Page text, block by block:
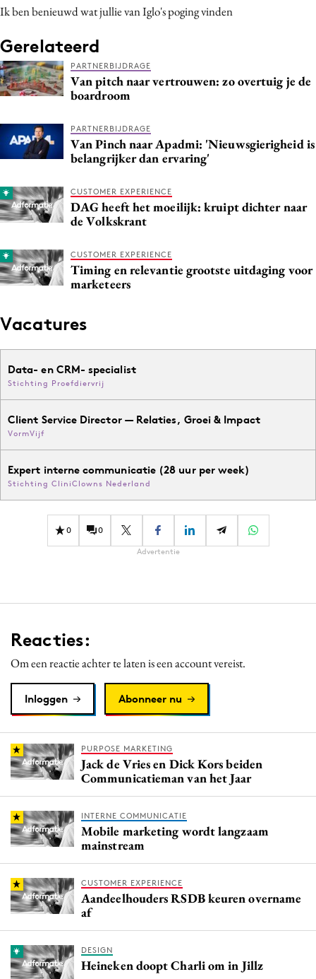
Ik ben benieuwd wat jullie van Iglo's poging vinden
Gerelateerd
PARTNERBIJDRAGE
Van pitch naar vertrouwen: zo overtuig je de
boardroom
PARTNERBIJDRAGE
Van Pinch naar Apadmi: 'Nieuwsgierigheid is
belangrijker dan ervaring'
CUSTOMER EXPERIENCE
DAG heeft het moeilijk: kruipt dichter naar
de Volkskrant
CUSTOMER EXPERIENCE
Timing en relevantie grootste uitdaging voor
marketeers
Vacatures
Data- en CRM- specialist
Stichting Proefdiervrij
Client Service Director — Relaties, Groei & Impact
VormVijf
Expert interne communicatie (28 uur per week)
Stichting CliniClowns Nederland
0 0
Advertentie
Reacties:
Om een reactie achter te laten is een account vereist.
Inloggen Abonneer nu
PURPOSE MARKETING
Jack de Vries en Dick Kors beiden
Communicatieman van het Jaar
INTERNE COMMUNICATIE
Mobile marketing wordt langzaam
mainstream
CUSTOMER EXPERIENCE
Aandeelhouders RSDB keuren overname
af
DESIGN
Heineken doopt Charli om in Jillz